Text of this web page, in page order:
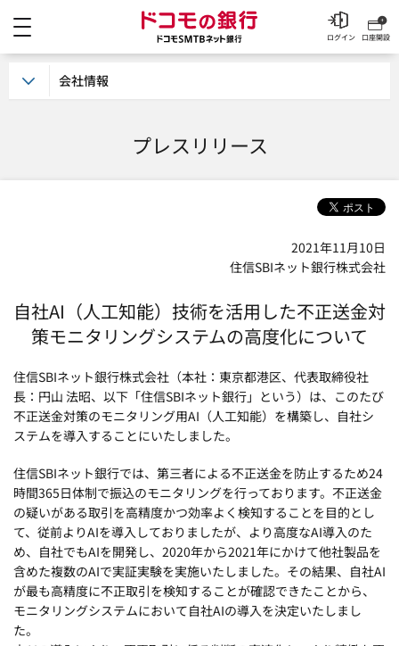
ドコモの銀行 ドコモ
口座開設
ログイン
プレスリリース
2021年11月10日
住信SBIネット銀行株式会社
自社AI（人工知能）技術を活用した不正送金対
策モニタリングシステムの高度化について
住信SBIネット銀行株式会社（本社：東京都港区、代表取締役社
長：円山 法昭、以下「住信SBIネット銀行」という）は、このたび
不正送金対策のモニタリング用AI（人工知能）を構築し、自社シ
ステムを導入することにいたしました。
住信SBIネット銀行では、第三者による不正送金を防止するため24
時間365日体制で振込のモニタリングを行っております。不正送金
の疑いがある取引を高精度かつ効率よく検知することを目的とし
て、従前よりAIを導入しておりましたが、より高度なAI導入のた
め、自社でもAIを開発し、2020年から2021年にかけて他社製品を
含めた複数のAIで実証実験を実施いたしました。その結果、自社AI
が最も高精度に不正取引を検知することが確認できたことから、
モニタリングシステムにおいて自社AIの導入を決定いたしまし
た。
会社情報